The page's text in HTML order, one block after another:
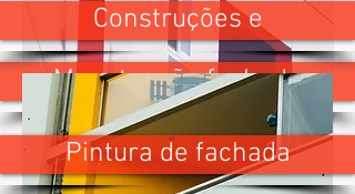
Manutenção fachada
Pintura de fachada
Construções e